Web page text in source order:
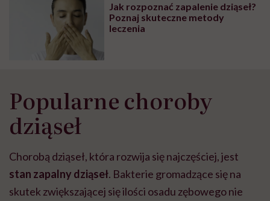
Jak rozpoznać zapalenie dziąseł?
Poznaj skuteczne metody
leczenia
Popularne choroby
dziąseł
Chorobą dziąseł, która rozwija się najczęściej, jest
stan zapalny dziąseł. Bakterie gromadzące się na
skutek zwiększającej się ilości osadu zębowego nie